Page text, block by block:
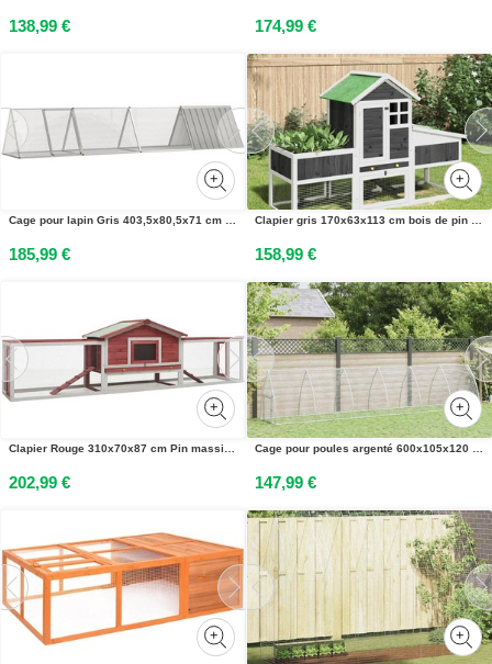
138,99 € 174,99 €
Cage pour lapin Gris 403,5x80,5x71 cm Acier galvanisé
185,99 €
Clapier gris 170x63x113 cm bois de pin massif
158,99 €
Clapier Rouge 310x70x87 cm Pin massif et sapin
202,99 €
Cage pour poules argenté 600x105x120 cm acier galvanisé
147,99 €